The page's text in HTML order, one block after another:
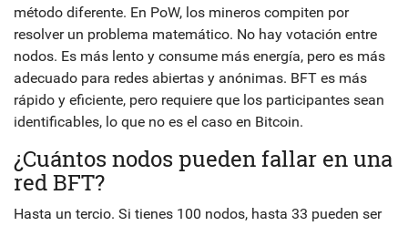
método diferente. En PoW, los mineros compiten por
resolver un problema matemático. No hay votación entre
nodos. Es más lento y consume más energía, pero es más
adecuado para redes abiertas y anónimas. BFT es más
rápido y eficiente, pero requiere que los participantes sean
identificables, lo que no es el caso en Bitcoin.
¿Cuántos nodos pueden fallar en una
red BFT?
Hasta un tercio. Si tienes 100 nodos, hasta 33 pueden ser